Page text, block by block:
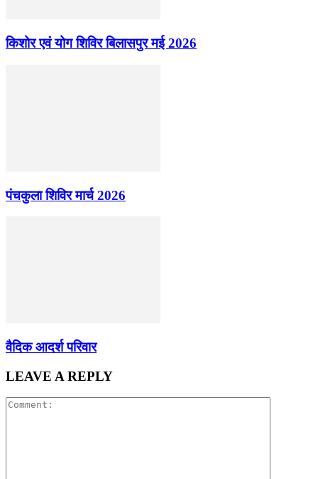
किशोर एवं योग शिविर बिलासपुर मई 2026
पंचकुला शिविर मार्च 2026
वैदिक आदर्श परिवार
LEAVE A REPLY